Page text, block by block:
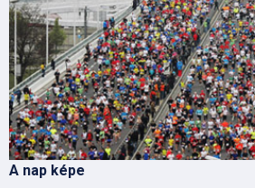
A nap képe